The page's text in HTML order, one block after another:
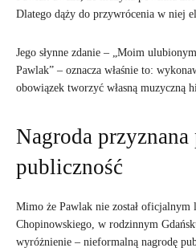
Dlatego dąży do przywrócenia w niej
Jego słynne zdanie – „Moim
Pawlak” – oznacza właśnie to:
obowiązek tworzyć własną muzyczną
Nagroda przyznana
publiczność
Mimo że Pawlak nie został oficjalnym
Chopinowskiego, w rodzinnym
wyróżnienie – nieformalną nagrodę